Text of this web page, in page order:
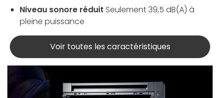
Niveau sonore réduit Seulement 39,5 dB(A) à
pleine puissance
Voir toutes les caractéristiques